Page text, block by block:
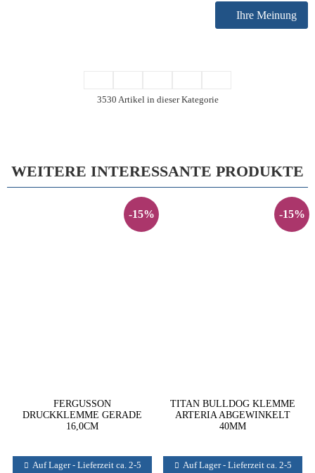
Ihre Meinung
3530 Artikel in dieser Kategorie
WEITERE INTERESSANTE PRODUKTE
-15%
FERGUSSON
DRUCKKLEMME GERADE
16,0CM
Auf Lager - Lieferzeit ca. 2-5
-15%
TITAN BULLDOG KLEMME
ARTERIA ABGEWINKELT
40MM
Auf Lager - Lieferzeit ca. 2-5